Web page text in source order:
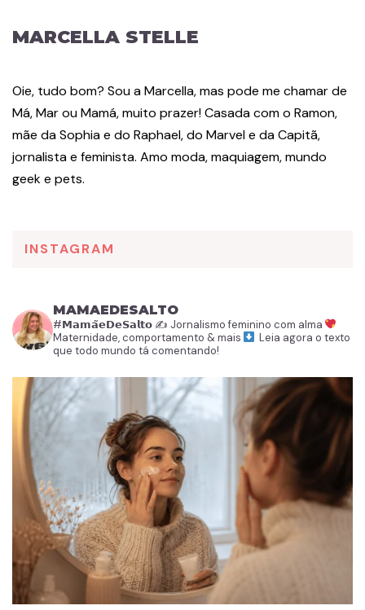
MARCELLA STELLE
Oie, tudo bom? Sou a Marcella, mas pode me chamar de
Má, Mar ou Mamá, muito prazer! Casada com o Ramon,
mãe da Sophia e do Raphael, do Marvel e da Capitã,
jornalista e feminista. Amo moda, maquiagem, mundo
geek e pets.
INSTAGRAM
MAMAEDESALTO
#𝗠𝗮𝗺𝗮̃𝗲𝗗𝗲𝗦𝗮𝗹𝘁𝗼 ✍️ Jornalismo feminino com alma
Maternidade, comportamento & mais
Leia agora o texto
que todo mundo tá comentando!